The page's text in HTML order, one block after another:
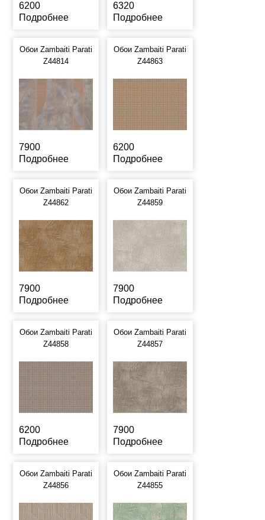
6200
Подробнее
6320
Подробнее
Обои Zambaiti Parati
Z44814
7900
Подробнее
Обои Zambaiti Parati
Z44863
6200
Подробнее
Обои Zambaiti Parati
Z44862
7900
Подробнее
Обои Zambaiti Parati
Z44859
7900
Подробнее
Обои Zambaiti Parati
Z44858
6200
Подробнее
Обои Zambaiti Parati
Z44857
7900
Подробнее
Обои Zambaiti Parati
Z44856
Обои Zambaiti Parati
Z44855